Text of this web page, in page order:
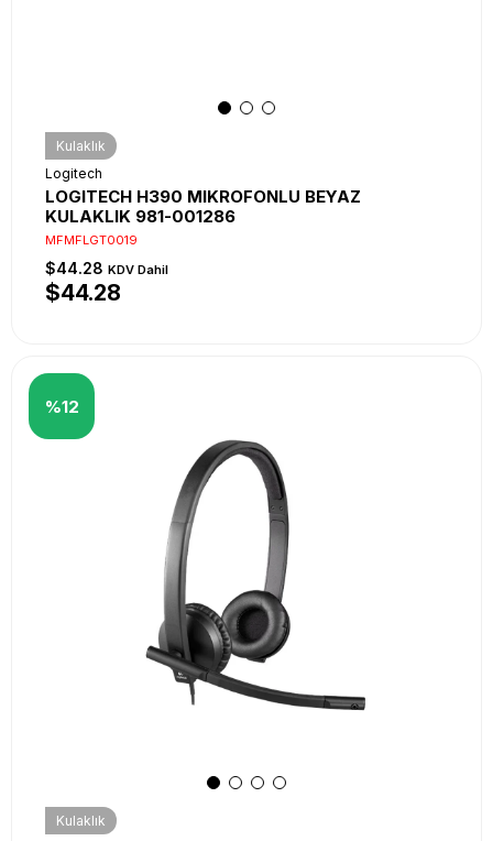
Kulaklık
Logitech
LOGITECH H390 MIKROFONLU BEYAZ
KULAKLIK 981-001286
MFMFLGT0019
$44.28 KDV Dahil
$44.28
Kulaklık
%12